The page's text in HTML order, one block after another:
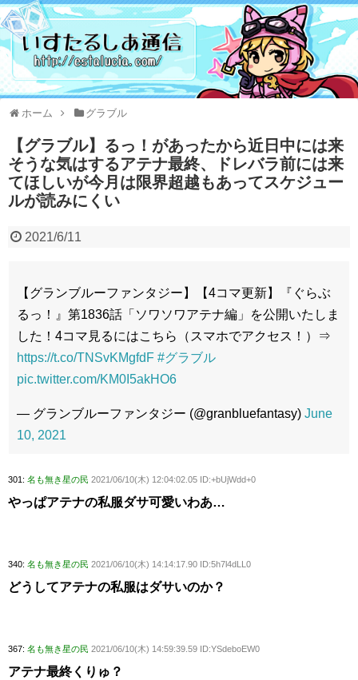
ホーム グラブル
【グラブル】るっ！があったから近日中には来
そうな気はするアテナ最終、ドレバラ前には来
てほしいが今月は限界超越もあってスケジュー
ルが読みにくい
2021/6/11
【グランブルーファンタジー】【4コマ更新】『ぐらぶ
るっ！』第1836話「ソワソワアテナ編」を公開いたしま
した！4コマ見るにはこちら（スマホでアクセス！）⇒
https://t.co/TNSvKMgfdF #グラブル
pic.twitter.com/KM0I5akHO6
— グランブルーファンタジー (@granbluefantasy) June
10, 2021
301: 名も無き星の民 2021/06/10(木) 12:04:02.05 ID:+bUjWdd+0
やっぱアテナの私服ダサ可愛いわあ…
340: 名も無き星の民 2021/06/10(木) 14:14:17.90 ID:5h7l4dLL0
どうしてアテナの私服はダサいのか？
367: 名も無き星の民 2021/06/10(木) 14:59:39.59 ID:YSdeboEW0
アテナ最終くりゅ？